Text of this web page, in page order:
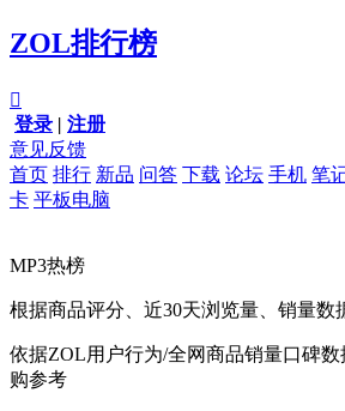
ZOL排行榜

登录 | 注册
意见反馈
首页 排行 新品 问答 下载 论坛 手机 笔
卡 平板电脑
MP3热榜
根据商品评分、近30天浏览量、销量数
依据ZOL用户行为/全网商品销量口碑
购参考